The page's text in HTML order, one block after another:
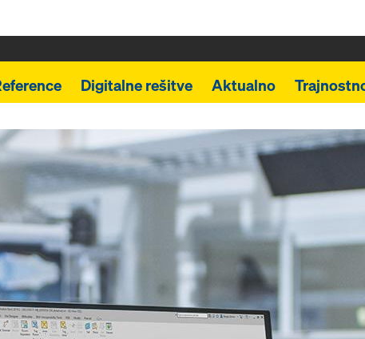
Digitalne rešitve Aktualno